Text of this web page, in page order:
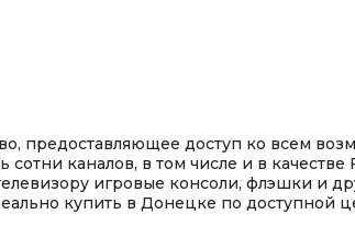
предоставляющее доступ ко всем
каналов, в том числе и в качестве
игровые консоли, флэшки и
купить в Донецке по доступной